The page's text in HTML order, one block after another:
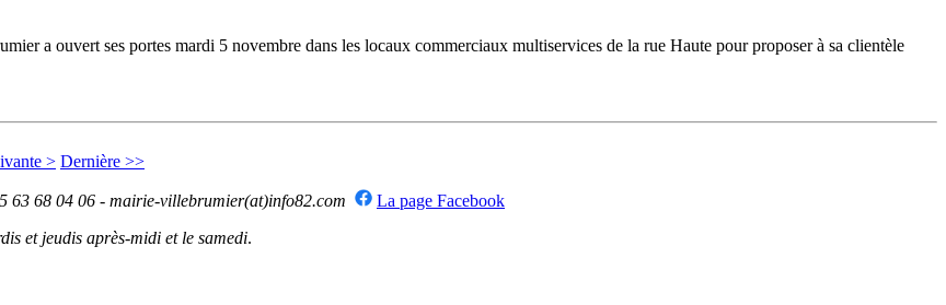
a ouvert ses portes mardi 5 novembre dans les locaux commerciaux multiservices de la rue Haute pour proposer à sa clientèle
> Dernière >>
63 68 04 06 - mairie-villebrumier(at)info82.com
La page Facebook
et jeudis après-midi et le samedi.